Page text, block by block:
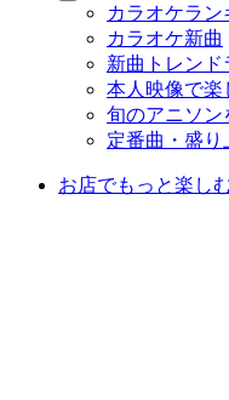
カラオケラン
カラオケ新曲
新曲トレンド
本人映像で楽
旬のアニソン
定番曲・盛り
お店でもっと楽し